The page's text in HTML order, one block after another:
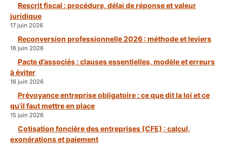
Rescrit fiscal : procédure, délai de réponse et valeur
juridique
17 juin 2026
Reconversion professionnelle 2026 : méthode et leviers
16 juin 2026
Pacte d’associés : clauses essentielles, modèle et erreurs
à éviter
16 juin 2026
Prévoyance entreprise obligatoire : ce que dit la loi et ce
qu’il faut mettre en place
15 juin 2026
Cotisation foncière des entreprises (CFE) : calcul,
exonérations et paiement